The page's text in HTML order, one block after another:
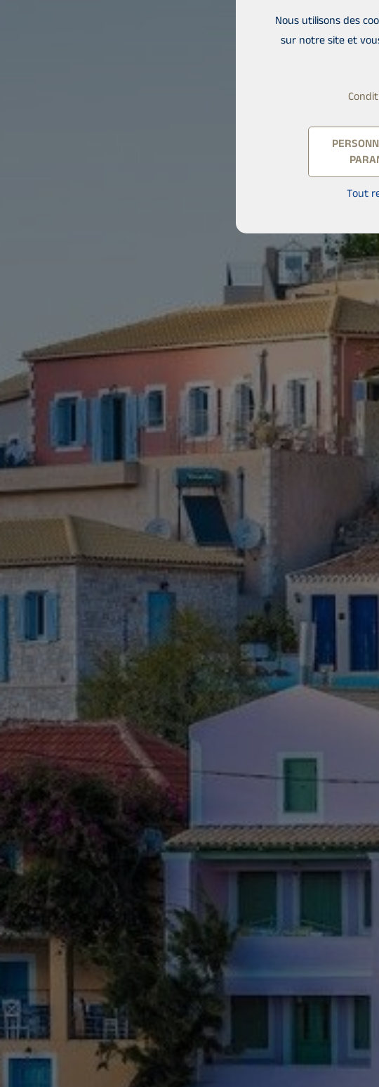
Nous utilisons des
sur notre site et
Tout